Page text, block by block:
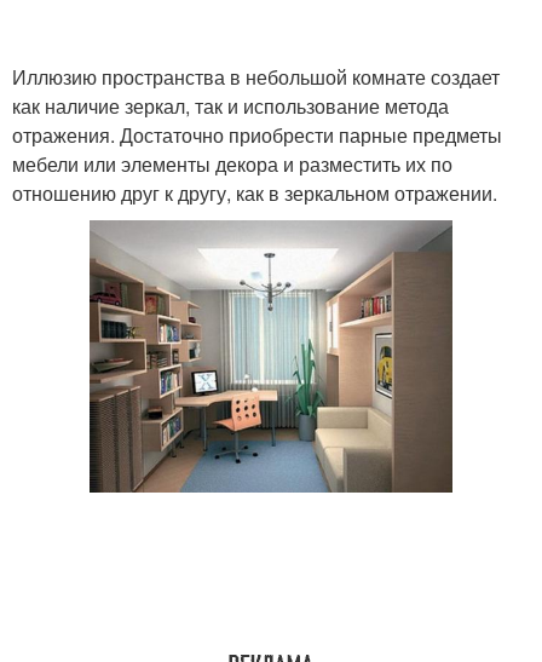
Иллюзию пространства в небольшой комнате создает
как наличие зеркал, так и использование метода
отражения. Достаточно приобрести парные предметы
мебели или элементы декора и разместить их по
отношению друг к другу, как в зеркальном отражении.